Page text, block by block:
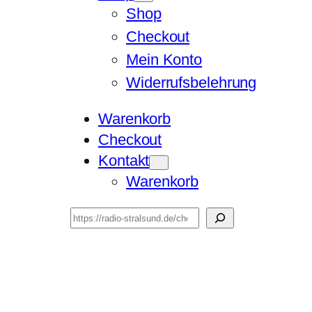
Shop
Checkout
Mein Konto
Widerrufsbelehrung
Warenkorb
Checkout
Kontakt
Warenkorb
Suchen